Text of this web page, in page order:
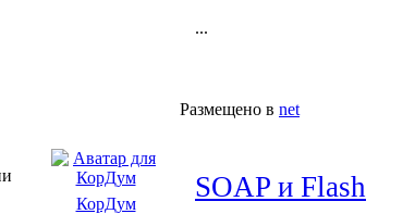
...
Размещено в net
КорДум
SOAP и Flash